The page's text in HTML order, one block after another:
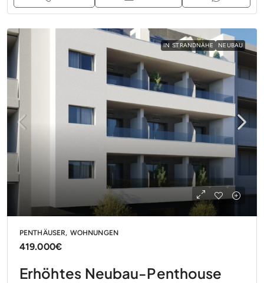
IN STRANDNÄHE NEUBAU
PENTHÄUSER, WOHNUNGEN
419.000€
Erhöhtes Neubau-Penthouse